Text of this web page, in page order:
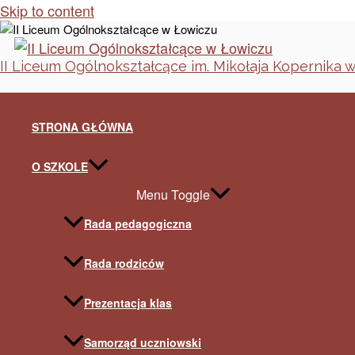
Skip to content
II Liceum Ogólnokształcące im. Mikołaja Kopernika
STRONA GŁÓWNA
O SZKOLE
Menu Toggle
Rada pedagogiczna
Rada rodziców
Prezentacja klas
Samorząd uczniowski